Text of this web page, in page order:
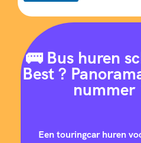
🚌 Bus huren
Best ?
nummer
Een touringcar huren